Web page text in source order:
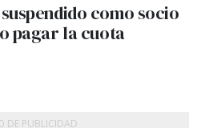
como socio
pagar la cuota